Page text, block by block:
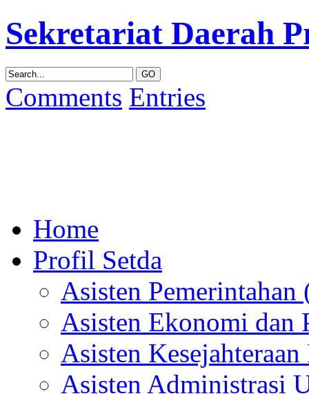
Sekretariat Daerah
Comments Entries
Home
Profil Setda
Asisten
Asisten Ekonomi dan
Asisten
Asisten Administrasi